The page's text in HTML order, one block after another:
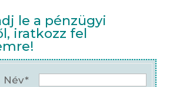
le a pénzügyi
iratkozz fel
Név*